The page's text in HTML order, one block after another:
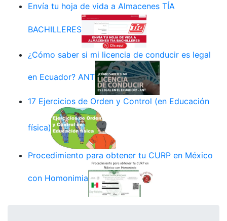
Envía tu hoja de vida a Almacenes TÍA
BACHILLERES
¿Cómo saber si mi licencia de conducir es legal
en Ecuador? ANT
17 Ejercicios de Orden y Control (en Educación
física)
Procedimiento para obtener tu CURP en México
con Homonimia